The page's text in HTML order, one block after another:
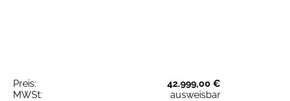
Preis:
42.999,00 €
MWSt:
ausweisbar